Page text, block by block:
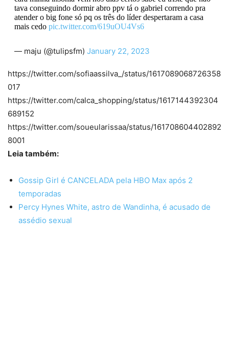
tava conseguindo dormir abro ppv tá o gabriel correndo pra
atender o big fone só pq os três do líder despertaram a casa
mais cedo pic.twitter.com/619uOU4Vs6
— maju (@tulipsfm) January 22, 2023
https://twitter.com/sofiaassilva_/status/1617089068726358
017
https://twitter.com/calca_shopping/status/1617144392304
689152
https://twitter.com/soueularissaa/status/161708604402892
8001
Leia também:
Gossip Girl é CANCELADA pela HBO Max após 2
temporadas
Percy Hynes White, astro de Wandinha, é acusado de
assédio sexual